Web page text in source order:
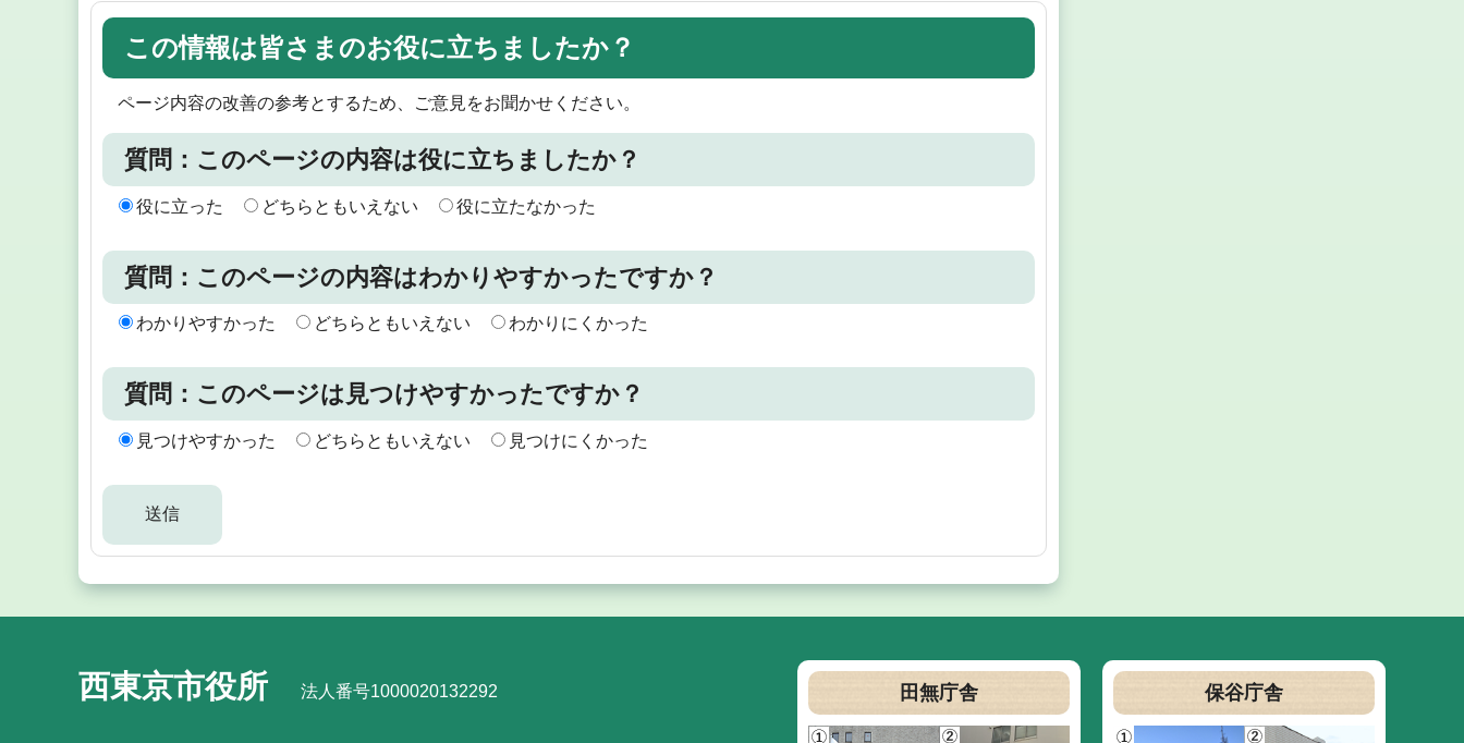
この情報は皆さまのお役に立ちましたか？
ページ内容の改善の参考とするため、ご意見をお聞かせください。
質問：このページの内容は役に立ちましたか？
役に立った どちらともいえない 役に立たなかった
質問：このページの内容はわかりやすかったですか？
わかりやすかった どちらともいえない わかりにくかった
質問：このページは見つけやすかったですか？
見つけやすかった どちらともいえない 見つけにくかった
西東京市役所 法人番号1000020132292 田無庁舎 保谷庁舎